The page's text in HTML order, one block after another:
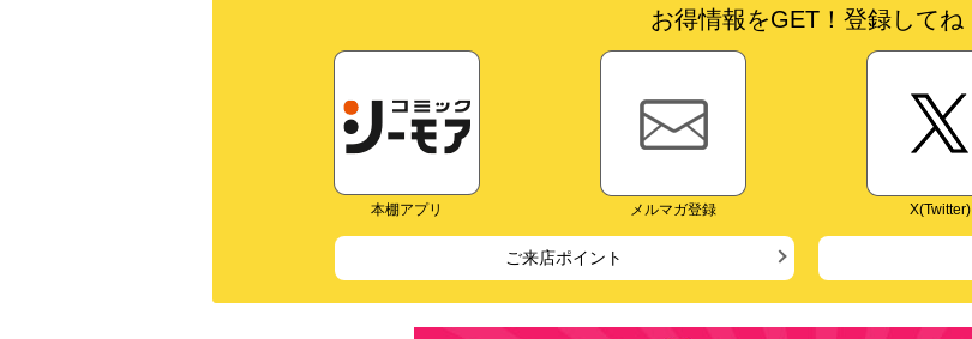
お得情報をGET！登録してね
本棚アプリ メルマガ登録 X(Twitter)
ご来店ポイント